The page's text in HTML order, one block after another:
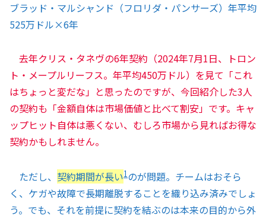
ブラッド・マルシャンド（フロリダ・パンサーズ）年平均
525万ドル×6年
去年クリス・タネヴの6年契約（2024年7月1日、トロン
ト・メープルリーフス。年平均450万ドル）を見て「これ
はちょっと変だな」と思ったのですが、今回紹介した3人
の契約も「金額自体は市場価値と比べて割安」です。キャ
ップヒット自体は悪くない、むしろ市場から見ればお得な
契約かもしれません。
ただし、 契約期間が長い1のが問題。チームはおそら
く、ケガや故障で長期離脱することを織り込み済みでしょ
う。でも、それを前提に契約を結ぶのは本来の目的から外